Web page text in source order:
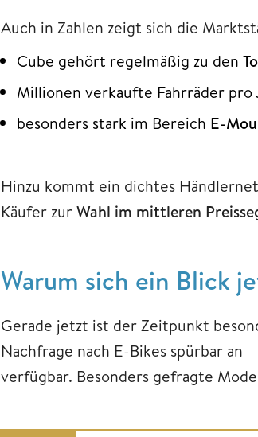
Auch in Zahlen zeigt sich die
Cube gehört regelmäßig zu den
Millionen verkaufte Fahrräder pro
besonders stark im Bereich E-
Hinzu kommt ein dichtes
Käufer zurWahl im mittleren
Warum sich ein Blick
Gerade jetzt ist der Zeitpunkt
Nachfrage nach E-Bikes spürbar
verfügbar. Besonders gefragte